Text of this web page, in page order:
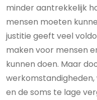
minder aantrekkelijk
mensen moeten
justitie geeft veel
maken voor mensen
kunnen doen. Maar
en de soms te lage